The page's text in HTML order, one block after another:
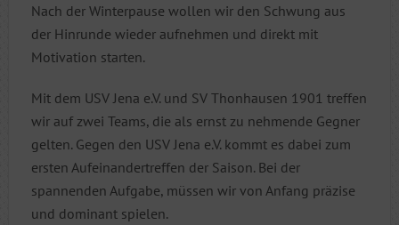
Nach der Winterpause wollen wir den Schwung aus
der Hinrunde wieder aufnehmen und direkt mit
Motivation starten.
Mit dem USV Jena e.V. und SV Thonhausen 1901 treffen
wir auf zwei Teams, die als ernst zu nehmende Gegner
gelten. Gegen den USV Jena e.V. kommt es dabei zum
ersten Aufeinandertreffen der Saison. Bei der
spannenden Aufgabe, müssen wir von Anfang präzise
und dominant spielen.